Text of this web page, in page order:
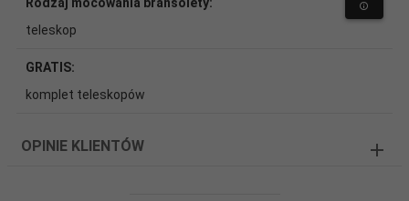
teleskop
GRATIS:
komplet teleskopów
OPINIE KLIENTÓW